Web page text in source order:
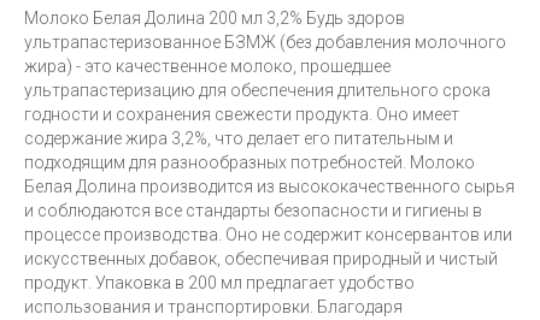
Молоко Белая Долина 200 мл 3,2% Будь здоров
ультрапастеризованное БЗМЖ (без добавления молочного
жира) - это качественное молоко, прошедшее
ультрапастеризацию для обеспечения длительного срока
годности и сохранения свежести продукта. Оно имеет
содержание жира 3,2%, что делает его питательным и
подходящим для разнообразных потребностей. Молоко
Белая Долина производится из высококачественного сырья
и соблюдаются все стандарты безопасности и гигиены в
процессе производства. Оно не содержит консервантов или
искусственных добавок, обеспечивая природный и чистый
продукт. Упаковка в 200 мл предлагает удобство
использования и транспортировки. Благодаря